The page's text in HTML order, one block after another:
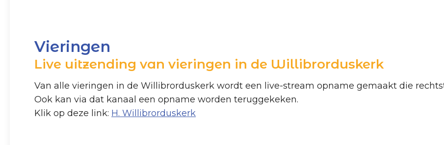
Vieringen
Live uitzending van vieringen in de Willibrorduskerk
Van alle vieringen in de Willibrorduskerk wordt een live-stream opname gemaakt die
Ook kan via dat kanaal een opname worden teruggekeken.
Klik op deze link: H. Willibrorduskerk